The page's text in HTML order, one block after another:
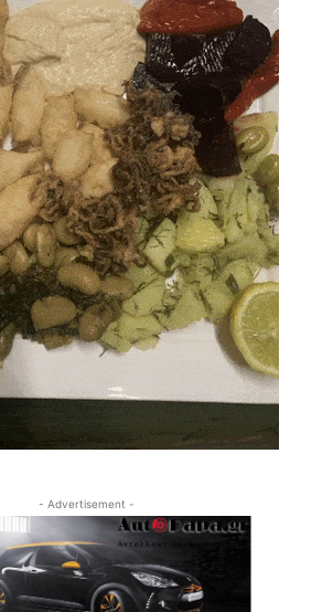
- Advertisement -